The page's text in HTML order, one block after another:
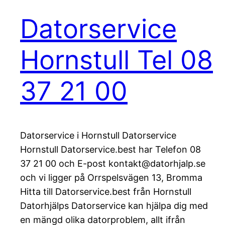
Datorservice
Hornstull Tel 08
37 21 00
Datorservice i Hornstull Datorservice
Hornstull Datorservice.best har Telefon 08
37 21 00 och E-post kontakt@datorhjalp.se
och vi ligger på Orrspelsvägen 13, Bromma
Hitta till Datorservice.best från Hornstull
Datorhjälps Datorservice kan hjälpa dig med
en mängd olika datorproblem, allt ifrån